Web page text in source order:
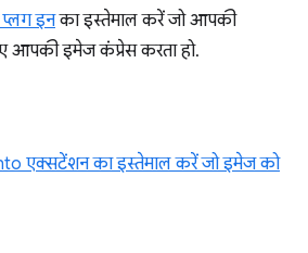
इनका इस्तेमाल करें जो आपकी
आपकी इमेज कंप्रेस करता हो.
एक्सटेंशन का इस्तेमाल करें जो इमेज को